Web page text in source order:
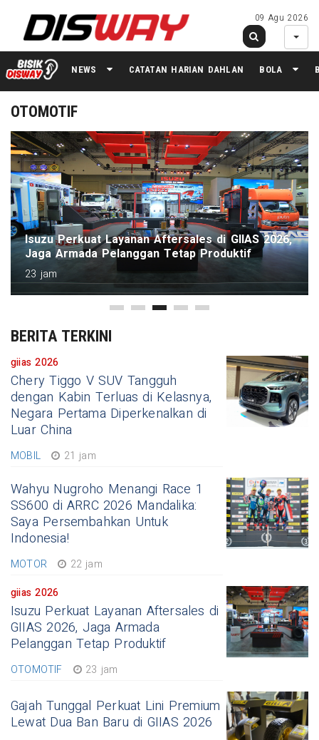
09 Agu 2026
NEWS CATATAN HARIAN DAHLAN BOLA
OTOMOTIF
Gajah Tunggal Perkuat Lini Premium Lewat Dua
Ban Baru di GIIAS 2026
1 hari
BERITA TERKINI
giias 2026
Chery Tiggo V SUV Tangguh
dengan Kabin Terluas di Kelasnya,
Negara Pertama Diperkenalkan di
Luar China
MOBIL 21 jam
Wahyu Nugroho Menangi Race 1
SS600 di ARRC 2026 Mandalika:
Saya Persembahkan Untuk
Indonesia!
MOTOR
22 jam
giias 2026
Isuzu Perkuat Layanan Aftersales di
GIIAS 2026, Jaga Armada
Pelanggan Tetap Produktif
OTOMOTIF 23 jam
Gajah Tunggal Perkuat Lini Premium
Lewat Dua Ban Baru di GIIAS 2026